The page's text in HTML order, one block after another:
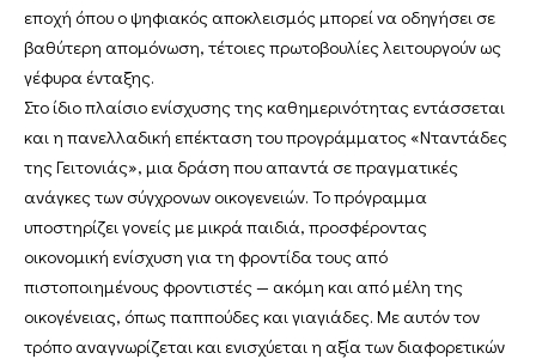
εποχή όπου ο ψηφιακός αποκλεισμός μπορεί να οδηγήσει σε
βαθύτερη απομόνωση, τέτοιες πρωτοβουλίες λειτουργούν ως
γέφυρα ένταξης.
Στο ίδιο πλαίσιο ενίσχυσης της καθημερινότητας εντάσσεται
και η πανελλαδική επέκταση του προγράμματος «Νταντάδες
της Γειτονιάς», μια δράση που απαντά σε πραγματικές
ανάγκες των σύγχρονων οικογενειών. Το πρόγραμμα
υποστηρίζει γονείς με μικρά παιδιά, προσφέροντας
οικονομική ενίσχυση για τη φροντίδα τους από
πιστοποιημένους φροντιστές — ακόμη και από μέλη της
οικογένειας, όπως παππούδες και γιαγιάδες. Με αυτόν τον
τρόπο αναγνωρίζεται και ενισχύεται η αξία των διαφορετικών